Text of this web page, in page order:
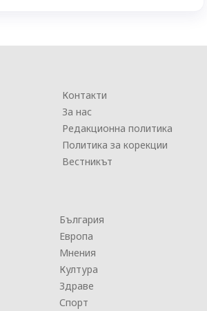
Контакти
За нас
Редакционна политика
Политика за корекции
Вестникът
България
Европа
Мнения
Култура
Здраве
Спорт